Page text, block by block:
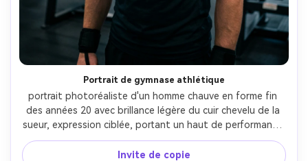
Portrait de gymnase athlétique
portrait photoréaliste d'un homme chauve en forme fin
des années 20 avec brillance légère du cuir chevelu de la
sueur, expression ciblée, portant un haut de performance
sans manches et enveloppes de poignet, intérieur
moderne de la salle de sport avec des étagères floues
Invite de copie